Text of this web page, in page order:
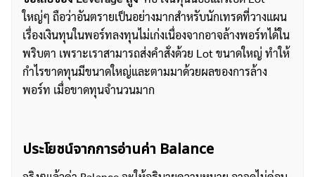
ใหญ่ๆ ถือว่าอันตรายเป็นอย่างมากสำหรับนักเทรดที่วางแผน
เรื่องเงินทุนในพอร์ทลงทุนไม่เก่งเนื่องจากอาจล้างพอร์ทได้ใน
พริบตา เพราะเราสามารถส่งคำสั่งด้วย Lot ขนาดใหญ่ ทำให้
กำไรขาดทุนมีขนาดใหญ่และตามมาด้วยผลของการล้าง
พอร์ท เมื่อขาดทุนจำนวนมาก
ประโยชน์จากการอ่านค่า Balance